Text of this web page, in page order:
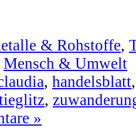
& Rohstoffe,
Mensch & Umwelt
, handelsblatt
,
»